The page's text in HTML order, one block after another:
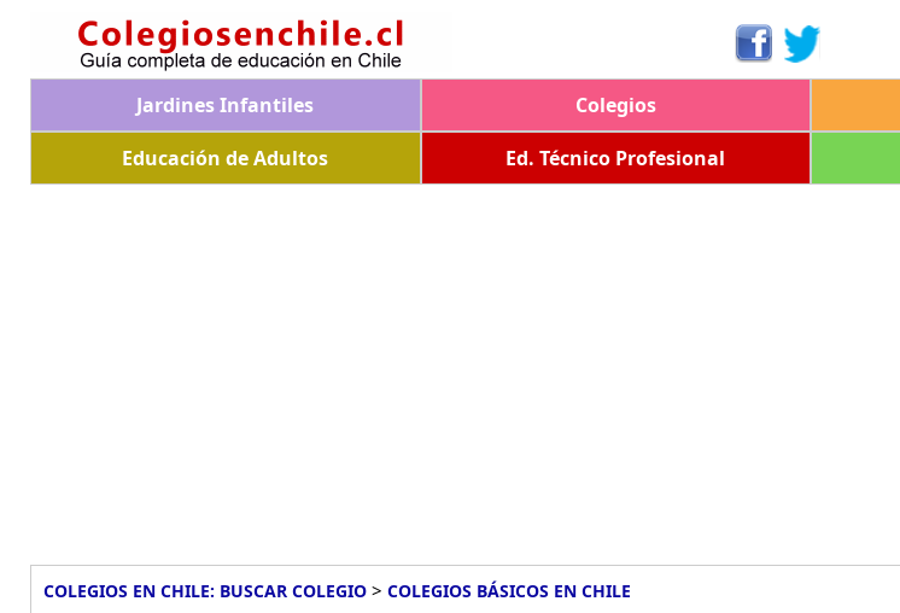
Jardines Infantiles Colegios
Educación de Adultos
Ed. Técnico Profesional
COLEGIOS EN CHILE: BUSCAR COLEGIO > COLEGIOS BÁSICOS EN CHILE